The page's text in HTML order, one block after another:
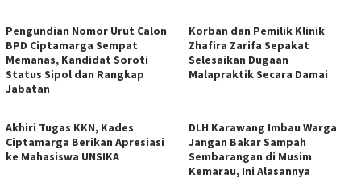
Pengundian Nomor Urut Calon
BPD Ciptamarga Sempat
Memanas, Kandidat Soroti
Status Sipol dan Rangkap
Jabatan
Korban dan Pemilik Klinik
Zhafira Zarifa Sepakat
Selesaikan Dugaan
Malapraktik Secara Damai
Akhiri Tugas KKN, Kades
Ciptamarga Berikan Apresiasi
ke Mahasiswa UNSIKA
DLH Karawang Imbau Warga
Jangan Bakar Sampah
Sembarangan di Musim
Kemarau, Ini Alasannya